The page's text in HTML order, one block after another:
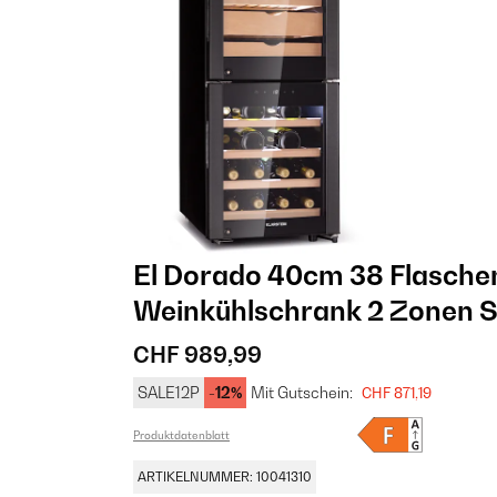
El Dorado 40cm 38
Weinkühlschrank 2 Zonen​
CHF 989,99
SALE12P -12% Mit Gutschein: CHF 871,19
Produktdatenblatt
ARTIKELNUMMER: 10041310